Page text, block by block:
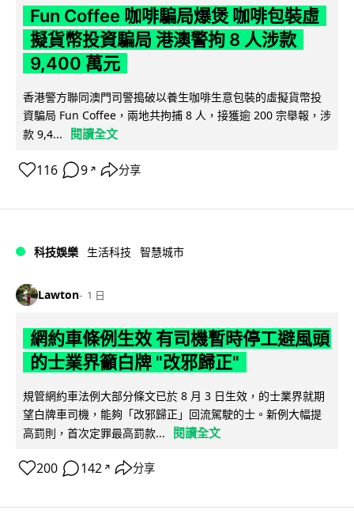
Fun Coffee 咖啡騙局爆煲 咖啡包裝虛
擬貨幣投資騙局 港澳警拘 8 人涉款
9,400 萬元
香港警方聯同澳門司警搗破以養生咖啡生意包裝的虛擬貨幣投
資騙局 Fun Coffee，兩地共拘捕 8 人，接獲逾 200 宗舉報，涉
款 9,4...
閱讀全文
116 9 ↗ 分享
科技娛樂 生活科技 智慧城市
Lawton 1 日
網約車條例生效 有司機暫時停工避風頭
的士業界籲白牌 "改邪歸正"
規管網約車法例大部分條文已於 8 月 3 日生效，的士業界就期
望白牌車司機，能夠「改邪歸正」回流駕駛的士。新例大幅提
高罰則，首次定罪最高罰款...
閱讀全文
200 142 ↗ 分享